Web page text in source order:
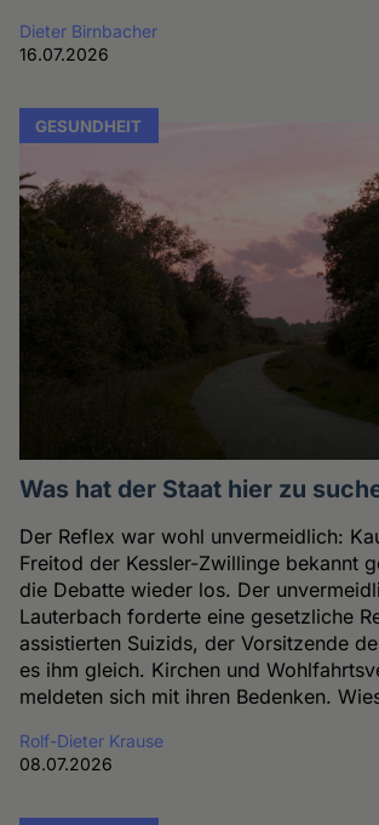
Dieter Birnbacher
16.07.2026
GESUNDHEIT
Was hat der Staat hier zu
Der Reflex war wohl unvermeidlich:
Freitod der Kessler-Zwillinge bekannt
die Debatte wieder los. Der
Lauterbach forderte eine gesetzliche
assistierten Suizids, der Vorsitzende
es ihm gleich. Kirchen und
meldeten sich mit ihren Bedenken.
Rolf-Dieter Krause
08.07.2026